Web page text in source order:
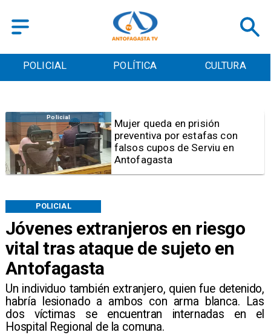
POLICIAL POLÍTICA CULTURA
Jóvenes extranjeros en riesgo
vital tras ataque de sujeto en
Antofagasta
Un individuo también extranjero, quien fue detenido,
habría lesionado a ambos con arma blanca. Las
dos víctimas se encuentran internadas en el
Hospital Regional de la comuna.
POLICIAL
Videos
Video | Choferes del
TransAntofagasta piden
sistema mixto de pago